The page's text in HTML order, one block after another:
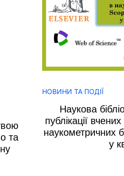
та
НОВИНИ ТА ПОДІЇ
Наукова
публікації
наукометричних
у